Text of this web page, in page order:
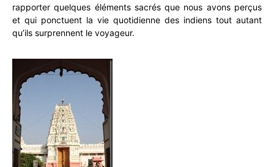
rapporter quelques éléments sacrés que nous avons perçus
et qui ponctuent la vie quotidienne des indiens tout autant
qu’ils surprennent le voyageur.